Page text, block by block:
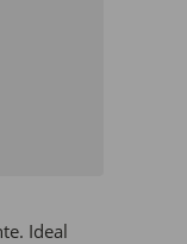
Ideal